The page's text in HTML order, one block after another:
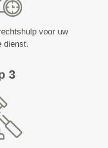
voor uw
dienst.
3